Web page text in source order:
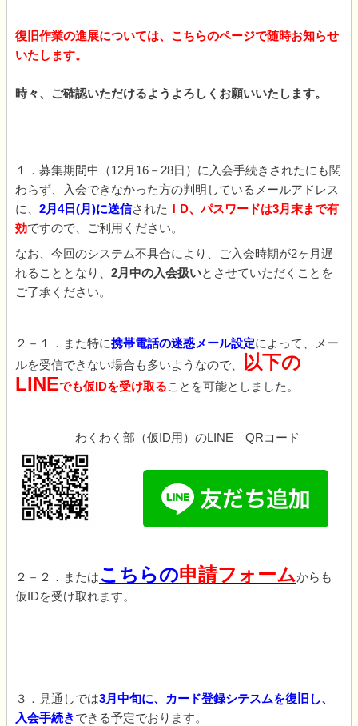
復旧作業の進展については、こちらのページで随時お知らせ
いたします。
時々、ご確認いただけるようよろしくお願いいたします。
１．募集期間中（12月16－28日）に入会手続きされたにも関
わらず、入会できなかった方の判明しているメールアドレス
に、 2月4日(月)に送信された ＩD、パスワードは3月末まで有
効ですので、ご利用ください。
なお、今回のシステム不具合により、ご入会時期が2ヶ月遅
れることとなり、 2月中の入会扱いとさせていただくことを
ご了承ください。
２－１．また特に携帯電話の迷惑メール設定によって、メー
ルを受信できない場合も多いようなので、
以下の
LINEでも仮IDを受け取ることを可能としました。
わくわく部（仮ID用）のLINE QRコード
２－２．またはこちらの申請フォームからも
仮IDを受け取れます。
３．見通しでは3月中旬に、カード登録シテスムを復旧し、
入会手続きできる予定でおります。